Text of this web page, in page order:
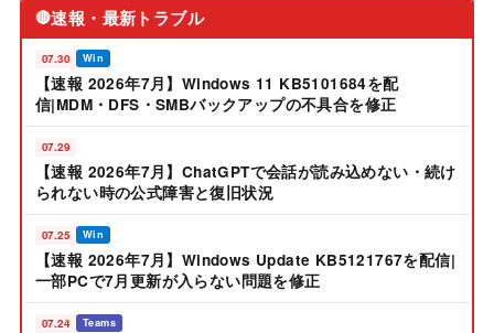
🔴速報・最新トラブル
07.30 Win
【速報 2026年7月】Windows 11 KB5101684を配
信|MDM・DFS・SMBバックアップの不具合を修正
07.29
【速報 2026年7月】ChatGPTで会話が読み込めない・続け
られない時の公式障害と復旧状況
07.25 Win
【速報 2026年7月】Windows Update KB5121767を配信|
一部PCで7月更新が入らない問題を修正
07.24 Teams